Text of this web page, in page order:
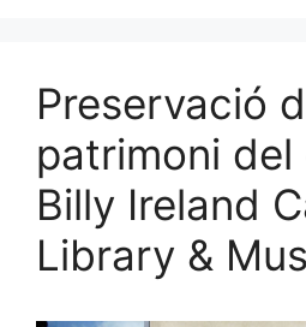
Preservació
patrimoni del
Billy Ireland
Library &